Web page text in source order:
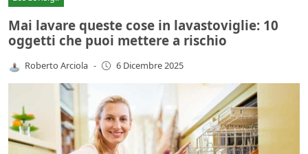
Mai lavare queste cose in lavastoviglie: 10
oggetti che puoi mettere a rischio
Roberto Arciola - 6 Dicembre 2025